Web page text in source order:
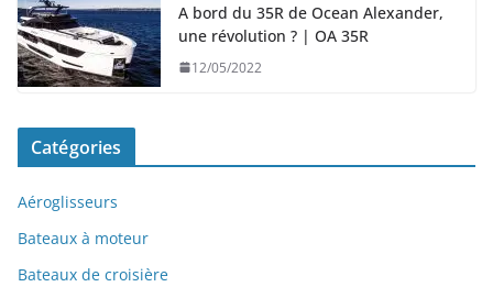
A bord du 35R de Ocean Alexander,
une révolution ? | OA 35R
12/05/2022
Catégories
Aéroglisseurs
Bateaux à moteur
Bateaux de croisière